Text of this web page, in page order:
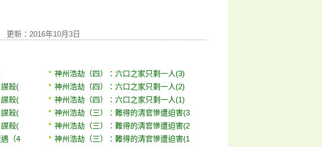
更新：2016年10月3日
殺(
殺(
殺(
殺(
（4
神州浩劫（四）：六口之家只剩一人(3)
神州浩劫（四）：六口之家只剩一人(2)
神州浩劫（四）：六口之家只剩一人(1)
神州浩劫（三）：難得的清官慘遭迫害(3
神州浩劫（三）：難得的清官慘遭迫害(2
神州浩劫（三）：難得的清官慘遭迫害(1